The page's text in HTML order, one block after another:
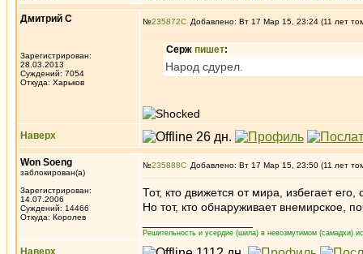
Дмитрий С
Зарегистрирован:
28.03.2013
Суждений: 7054
Откуда: Харьков
№235872 Добавлено: Вт 17 Мар 15, 23:24 (11 лет
Серж пишет:
Народ сдурел.
Наверх
Won Soeng
заблокирован(а)
Зарегистрирован:
14.07.2006
Суждений: 14466
Откуда: Королев
№235888 Добавлено: Вт 17 Мар 15, 23:50 (11 лет
Тот, кто движется от мира, избегает
Но тот, кто обнаруживает внемирское,
Решительность и усердие (шила) в невозмутимом (самадхи)
Наверх